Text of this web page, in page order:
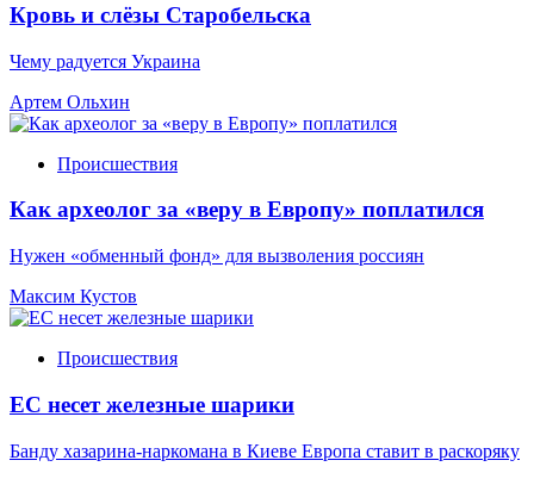
Кровь и слёзы Старобельска
Чему радуется Украина
Артем Ольхин
Происшествия
Как археолог за «веру в Европу» поплатился
Нужен «обменный фонд» для вызволения россиян
Максим Кустов
Происшествия
ЕС несет железные шарики
Банду хазарина-наркомана в Киеве Европа ставит в раскоряку